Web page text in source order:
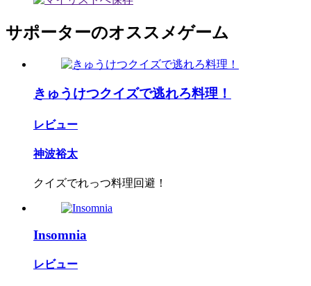
サポーターのオススメゲーム
きゅうけつクイズで逃れろ料理！
レビュー
神波裕太
クイズでれっつ料理回避！
Insomnia
レビュー